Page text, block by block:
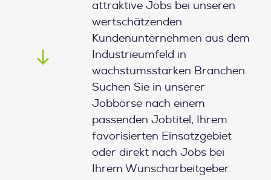
attraktive Jobs bei unseren
wertschätzenden
Kundenunternehmen aus dem
Industrieumfeld in
wachstumsstarken Branchen.
Suchen Sie in unserer
Jobbörse nach einem
passenden Jobtitel, Ihrem
favorisierten Einsatzgebiet
oder direkt nach Jobs bei
Ihrem Wunscharbeitgeber.